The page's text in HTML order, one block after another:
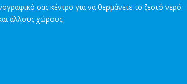
σας κέντρο για να θερμάνετε το ζεστό νερό
άλλους χώρους.